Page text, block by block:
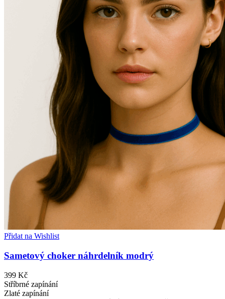
Přidat na Wishlist
Sametový choker náhrdelník modrý
399 Kč
Stříbrné zapínání
Zlaté zapínání